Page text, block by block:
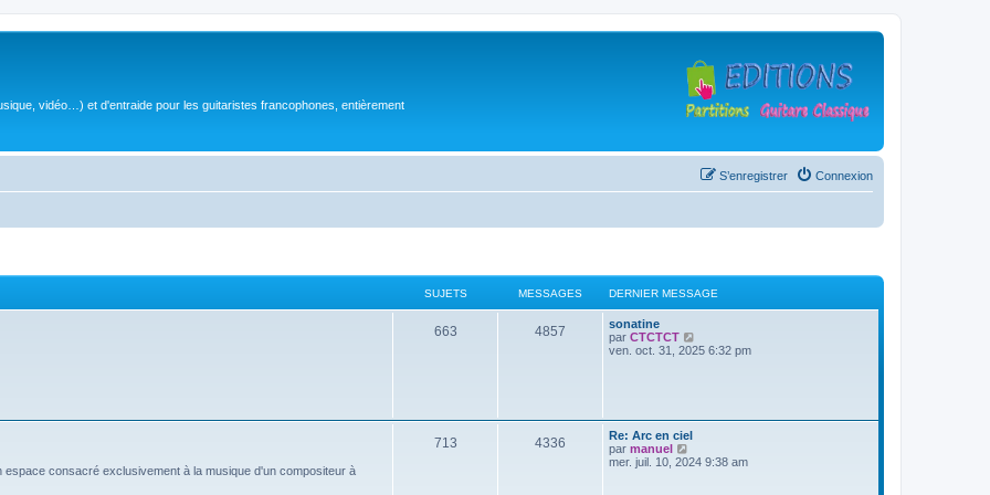
vidéo…) et d'entraide pour les guitaristes francophones, entièrement
Connexion
S’enregistrer
SUJETS MESSAGES DERNIER MESSAGE
663S
e
t
4857
s
D
e
r
e
s
s
a
sonatine
par CTCTCT
o
n
i
ven. oct. 31, 2025 6:32 pm
consacré exclusivement à la musique d'un compositeur à
713S
4336
D
e
r
Re: Arc en ciel
par manuel
o
mer. juil. 10, 2024 9:38 am